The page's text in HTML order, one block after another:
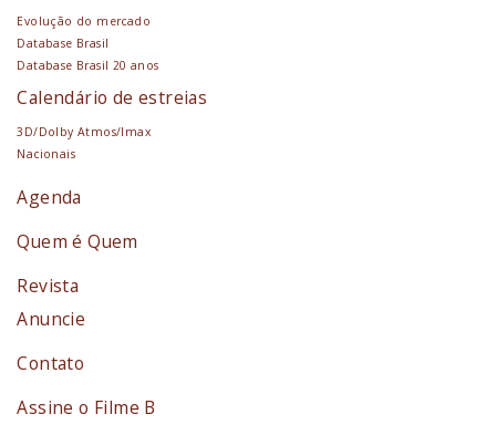
Evolução do mercado
Database Brasil
Database Brasil 20 anos
Calendário de estreias
3D/Dolby Atmos/Imax
Nacionais
Agenda
Quem é Quem
Revista
Anuncie
Contato
Assine o Filme B